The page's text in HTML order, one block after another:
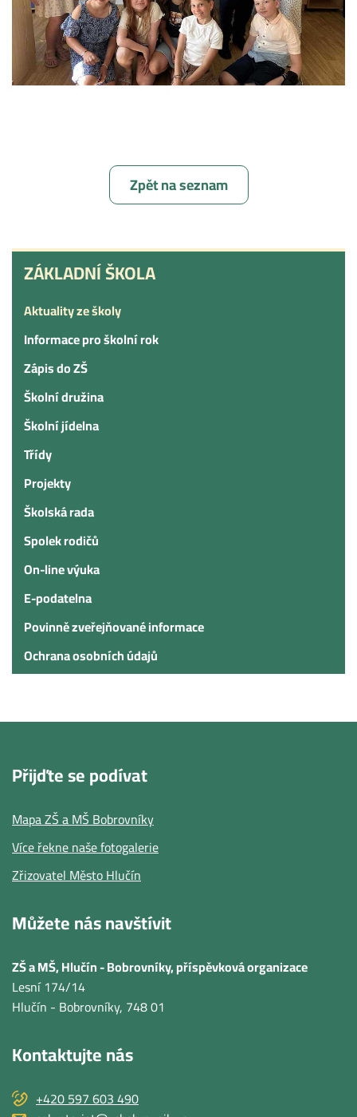
ZÁKLADNÍ
ŠKOLA
ZÁKLADNÍ ŠKOLA
Aktuality ze školy
Informace pro školní rok
Zápis do ZŠ
Školní družina
Školní jídelna
Třídy
Projekty
Školská rada
Spolek rodičů
On-line výuka
E-podatelna
Povinně zveřejňované informace
Ochrana osobních údajů
Zpět na seznam
Přijďte se podívat
Mapa ZŠ a MŠ Bobrovníky
Více řekne naše fotogalerie
Zřizovatel Město Hlučín
Můžete nás navštívit
ZŠ a MŠ, Hlučín - Bobrovníky, příspěvková organizace
Lesní 174/14
Hlučín - Bobrovníky, 748 01
Kontaktujte nás
+420 597 603 490